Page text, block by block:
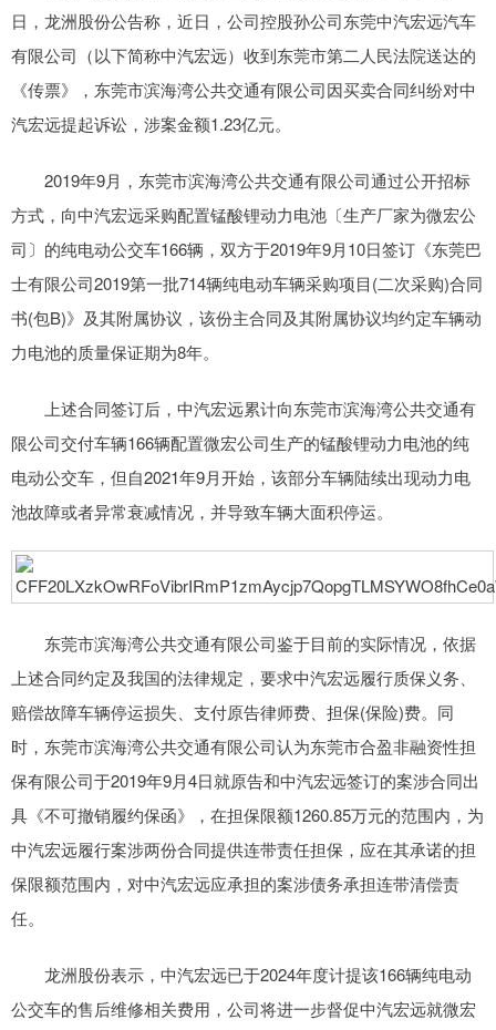
日，龙洲股份公告称，近日，公司控股孙公司东莞中汽宏远汽车
有限公司（以下简称中汽宏远）收到东莞市第二人民法院送达的
《传票》，东莞市滨海湾公共交通有限公司因买卖合同纠纷对中
汽宏远提起诉讼，涉案金额1.23亿元。
2019年9月，东莞市滨海湾公共交通有限公司通过公开招标
方式，向中汽宏远采购配置锰酸锂动力电池〔生产厂家为微宏公
司〕的纯电动公交车166辆，双方于2019年9月10日签订《东莞巴
士有限公司2019第一批714辆纯电动车辆采购项目(二次采购)合同
书(包B)》及其附属协议，该份主合同及其附属协议均约定车辆动
力电池的质量保证期为8年。
上述合同签订后，中汽宏远累计向东莞市滨海湾公共交通有
限公司交付车辆166辆配置微宏公司生产的锰酸锂动力电池的纯
电动公交车，但自2021年9月开始，该部分车辆陆续出现动力电
池故障或者异常衰减情况，并导致车辆大面积停运。
东莞市滨海湾公共交通有限公司鉴于目前的实际情况，依据
上述合同约定及我国的法律规定，要求中汽宏远履行质保义务、
赔偿故障车辆停运损失、支付原告律师费、担保(保险)费。同
时，东莞市滨海湾公共交通有限公司认为东莞市合盈非融资性担
保有限公司于2019年9月4日就原告和中汽宏远签订的案涉合同出
具《不可撤销履约保函》，在担保限额1260.85万元的范围内，为
中汽宏远履行案涉两份合同提供连带责任担保，应在其承诺的担
保限额范围内，对中汽宏远应承担的案涉债务承担连带清偿责
任。
龙洲股份表示，中汽宏远已于2024年度计提该166辆纯电动
公交车的售后维修相关费用，公司将进一步督促中汽宏远就微宏